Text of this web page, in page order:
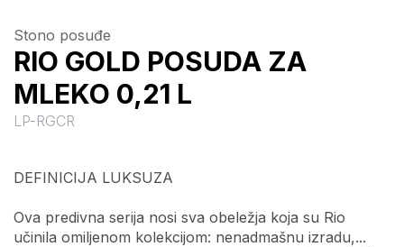
Stono posuđe
RIO GOLD POSUDA ZA
MLEKO 0,21 L
LP-RGCR
DEFINICIJA LUKSUZA
Ova predivna serija nosi sva obeležja koja su Rio
učinila omiljenom kolekcijom: nenadmašnu izradu,...